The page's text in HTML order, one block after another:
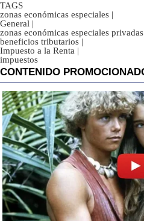
TAGS
zonas económicas especiales |
General |
zonas económicas especiales privadas
beneficios tributarios |
Impuesto a la Renta |
impuestos